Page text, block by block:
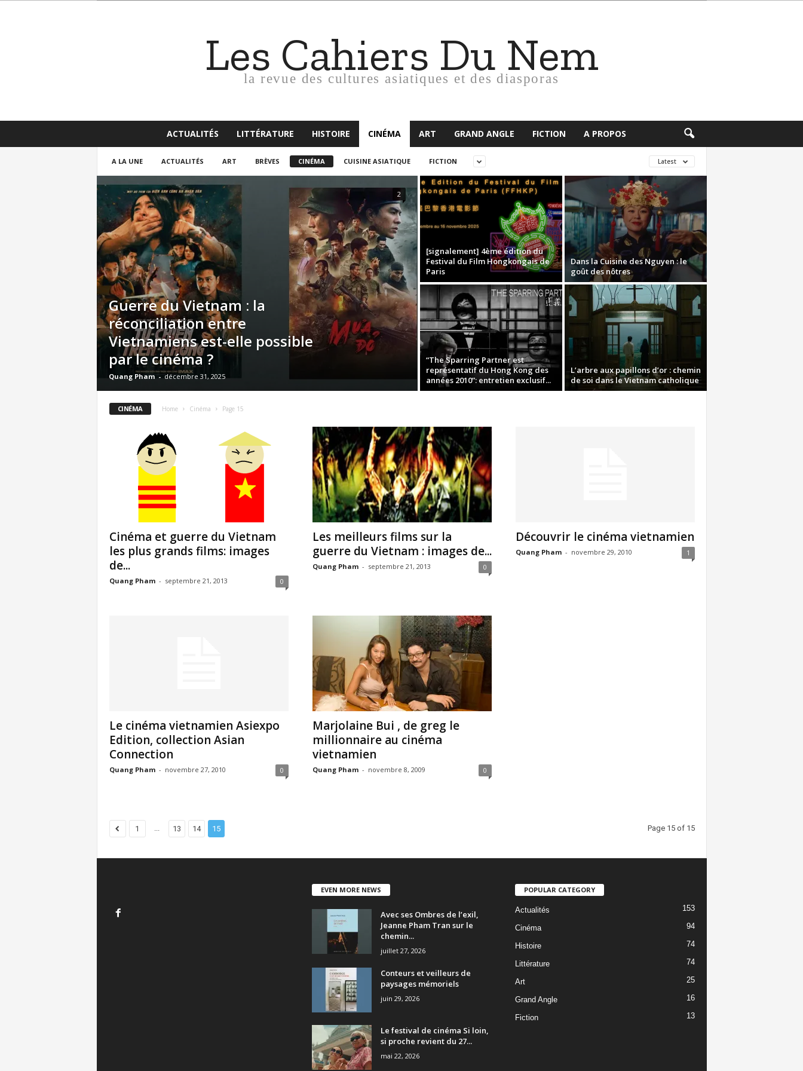
Les Cahiers Du Nem
la revue des cultures asiatiques et des diasporas
ACTUALITÉS LITTÉRATURE HISTOIRE CINÉMA ART GRAND ANGLE FICTION A PROPOS
A LA UNE ACTUALITÉS ART BRÈVES CINÉMA CUISINE ASIATIQUE FICTION Latest
Guerre du Vietnam : la
réconciliation entre
Vietnamiens est-elle possible
par le cinéma ?
Quang Pham - décembre 31, 2025
2
[signalement] 4ème édition du
Festival du Film Hongkongais de
Paris
Dans la Cuisine des Nguyen : le
goût des nôtres
“The Sparring Partner est
représentatif du Hong Kong des
années 2010”: entretien exclusif...
L’arbre aux papillons d’or : chemin
de soi dans le Vietnam catholique
CINÉMA Home Cinéma Page 15
Cinéma et guerre du Vietnam
les plus grands films: images
de...
Quang Pham - septembre 21, 2013 0
Les meilleurs films sur la
guerre du Vietnam : images de...
Quang Pham - septembre 21, 2013 0
Découvrir le cinéma vietnamien
Quang Pham - novembre 29, 2010 1
Le cinéma vietnamien Asiexpo
Edition, collection Asian
Connection
Quang Pham - novembre 27, 2010 0
Marjolaine Bui , de greg le
millionnaire au cinéma
vietnamien
Quang Pham - novembre 8, 2009 0
1 ... 13 14 15 Page 15 of 15
EVEN MORE NEWS
Avec ses Ombres de l’exil,
Jeanne Pham Tran sur le
chemin...
juillet 27, 2026
Conteurs et veilleurs de
paysages mémoriels
juin 29, 2026
Le festival de cinéma Si loin,
si proche revient du 27...
mai 22, 2026
POPULAR CATEGORY
Actualités 153
Cinéma 94
Histoire 74
Littérature 74
Art 25
Grand Angle 16
Fiction 13